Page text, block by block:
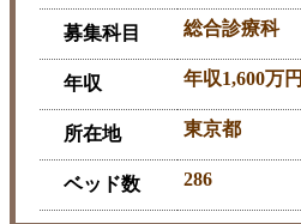
募集科目 総合診療科
年収 年収1,600万
所在地 東京都
ベッド数 286